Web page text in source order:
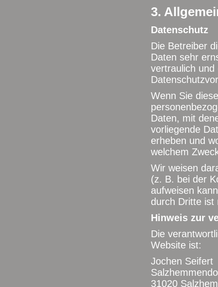
3.
Datenschutz
Die Betreiber
Daten sehr
vertraulich und
Wenn Sie
Daten, mit
vorliegende
erheben und
welchem
Wir weisen
(z. B. bei der
aufweisen
durch Dritte ist
Hinweis zur
Die
Website ist:
Jochen Seifert
31020